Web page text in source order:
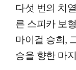
다섯 번의 치
른 스피카 보
마이걸 승희,
승을 향한 마